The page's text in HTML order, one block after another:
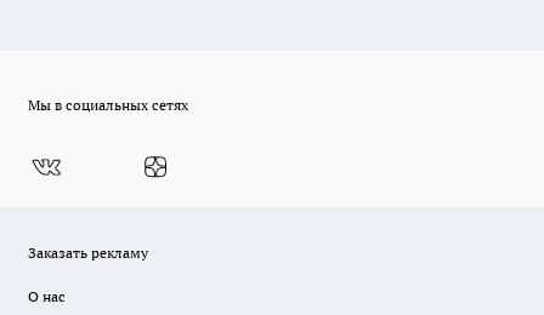
Мы в социальных сетях
Заказать рекламу
О нас